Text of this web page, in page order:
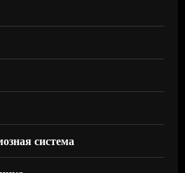
система